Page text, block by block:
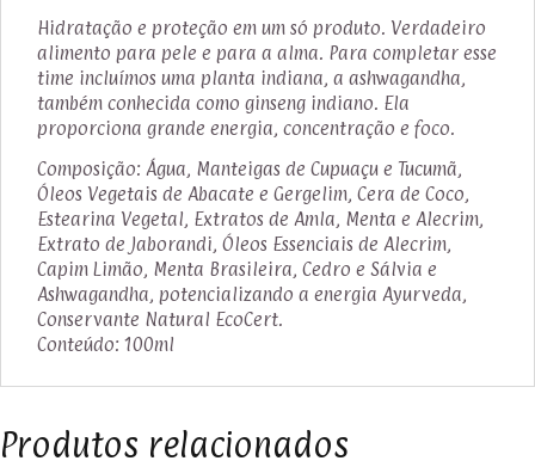
Hidratação e proteção em um só produto. Verdadeiro
alimento para pele e para a alma. Para completar esse
time incluímos uma planta indiana, a ashwagandha,
também conhecida como ginseng indiano. Ela
proporciona grande energia, concentração e foco.
Composição: Água, Manteigas de Cupuaçu e Tucumã,
Óleos Vegetais de Abacate e Gergelim, Cera de Coco,
Estearina Vegetal, Extratos de Amla, Menta e Alecrim,
Extrato de Jaborandi, Óleos Essenciais de Alecrim,
Capim Limão, Menta Brasileira, Cedro e Sálvia e
Ashwagandha, potencializando a energia Ayurveda,
Conservante Natural EcoCert.
Conteúdo: 100ml
Produtos relacionados